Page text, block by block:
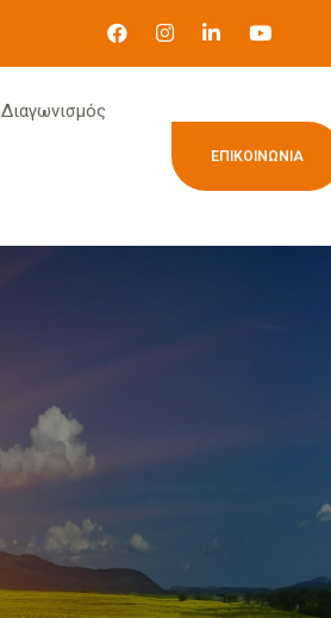
Διαγωνισμός
ΕΠΙΚΟΙΝΩΝΊΑ